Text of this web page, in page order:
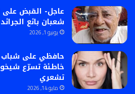
عاجل- القبض
شعبان بائع
يونيو 1, 2026
خاطئة تسرّع
تشعري
مايو 14, 2026